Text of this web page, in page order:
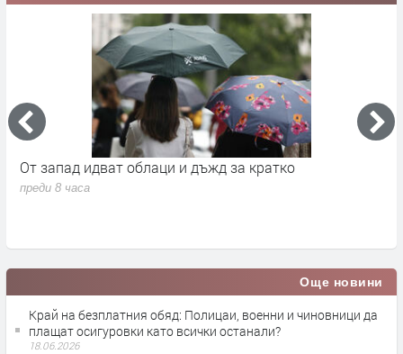
От запад идват облаци и дъжд за кратко
преди 8 часа
Още новини
Край на безплатния обяд: Полицаи, военни и чиновници да
плащат осигуровки като всички останали?
18.06.2026